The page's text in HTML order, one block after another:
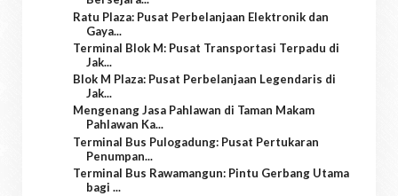
Ratu Plaza: Pusat Perbelanjaan Elektronik dan
Gaya...
Terminal Blok M: Pusat Transportasi Terpadu di
Jak...
Blok M Plaza: Pusat Perbelanjaan Legendaris di
Jak...
Mengenang Jasa Pahlawan di Taman Makam
Pahlawan Ka...
Terminal Bus Pulogadung: Pusat Pertukaran
Penumpan...
Terminal Bus Rawamangun: Pintu Gerbang Utama
bagi ...